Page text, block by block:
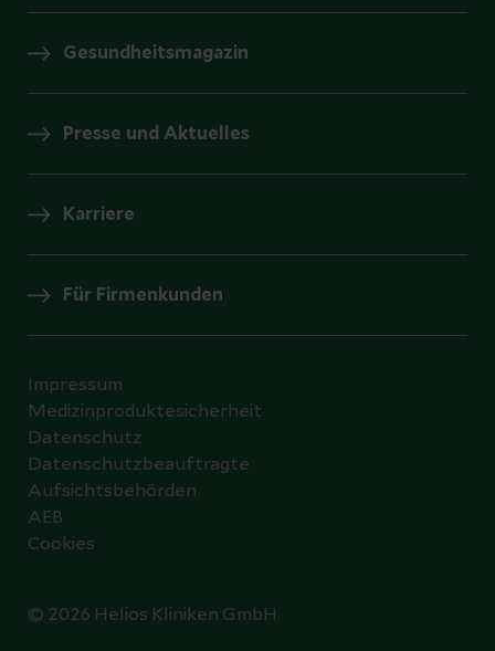
Gesundheitsmagazin
Presse und Aktuelles
Karriere
Für Firmenkunden
© 2026 Helios Kliniken GmbH
Impressum
Medizinproduktesicherheit
Datenschutz
Datenschutzbeauftragte
Aufsichtsbehörden
AEB
Cookies